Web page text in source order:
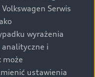
Serwis
wyrażenia
analityczne i
może
ustawienia
wyposażenia i
sprzedaży, a
zawiera
Zastrzegamy
Wszelkie informacje
na dzień ich
najnowszych